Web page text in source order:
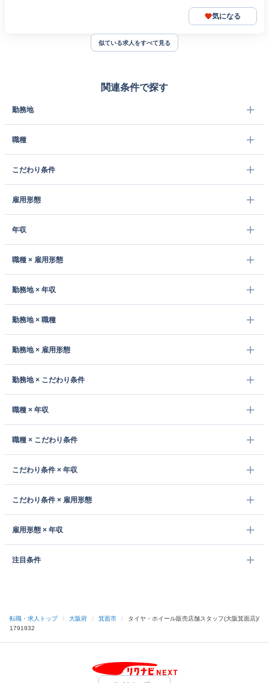
気になる
似ている求人をすべて見る
関連条件で探す
勤務地
職種
こだわり条件
雇用形態
年収
職種 × 雇用形態
勤務地 × 年収
勤務地 × 職種
勤務地 × 雇用形態
勤務地 × こだわり条件
職種 × 年収
職種 × こだわり条件
こだわり条件 × 年収
こだわり条件 × 雇用形態
雇用形態 × 年収
注目条件
転職・求人トップ / 大阪府 / 箕面市 /
タイヤ・ホイール販売店舗スタッフ(大阪箕面店)/
1791932